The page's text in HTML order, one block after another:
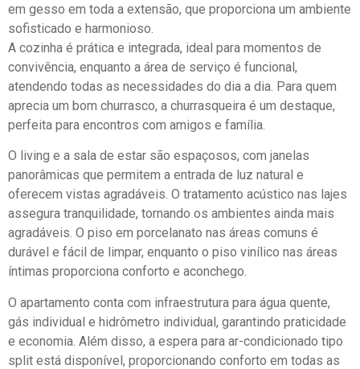
em gesso em toda a extensão, que proporciona um ambiente
sofisticado e harmonioso.
A cozinha é prática e integrada, ideal para momentos de
convivência, enquanto a área de serviço é funcional,
atendendo todas as necessidades do dia a dia. Para quem
aprecia um bom churrasco, a churrasqueira é um destaque,
perfeita para encontros com amigos e família.
O living e a sala de estar são espaçosos, com janelas
panorâmicas que permitem a entrada de luz natural e
oferecem vistas agradáveis. O tratamento acústico nas lajes
assegura tranquilidade, tornando os ambientes ainda mais
agradáveis. O piso em porcelanato nas áreas comuns é
durável e fácil de limpar, enquanto o piso vinílico nas áreas
íntimas proporciona conforto e aconchego.
O apartamento conta com infraestrutura para água quente,
gás individual e hidrômetro individual, garantindo praticidade
e economia. Além disso, a espera para ar-condicionado tipo
split está disponível, proporcionando conforto em todas as